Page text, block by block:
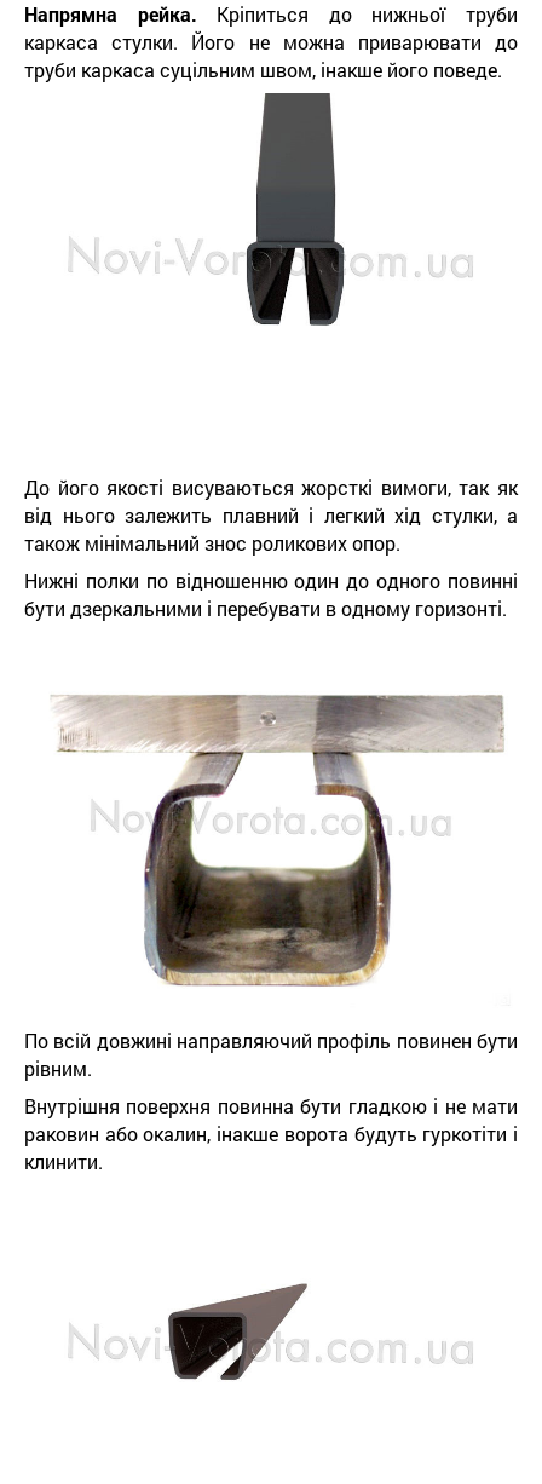
Напрямна рейка. Кріпиться до нижньої труби
каркаса стулки. Його не можна приварювати до
труби каркаса суцільним швом, інакше його поведе.
До його якості висуваються жорсткі вимоги, так як
від нього залежить плавний і легкий хід стулки, а
також мінімальний знос роликових опор.
Нижні полки по відношенню один до одного повинні
бути дзеркальними і перебувати в одному горизонті.
По всій довжині направляючий профіль повинен бути
рівним.
Внутрішня поверхня повинна бути гладкою і не мати
раковин або окалин, інакше ворота будуть гуркотіти і
клинити.